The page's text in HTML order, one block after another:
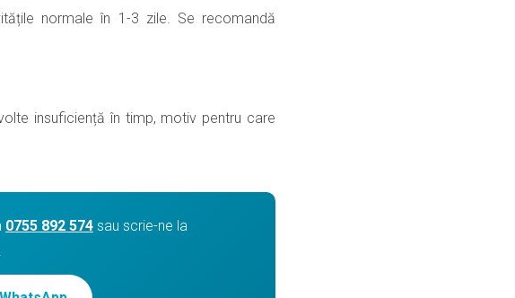
normale în 1-3 zile. Se recomandă
insuficiență în timp, motiv pentru care
0755 892 574 sau scrie-ne la
.